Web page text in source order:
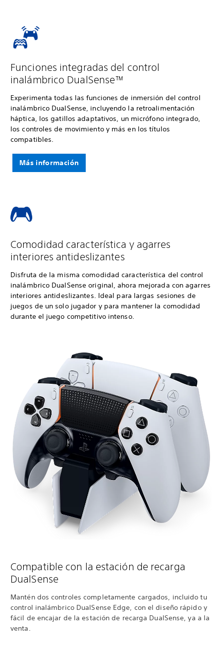
Funciones integradas del control
inalámbrico DualSense™
Experimenta todas las funciones de inmersión del control
inalámbrico DualSense, incluyendo la retroalimentación
háptica, los gatillos adaptativos, un micrófono integrado,
los controles de movimiento y más en los títulos
compatibles.
Más información
Comodidad característica y agarres
interiores antideslizantes
Disfruta de la misma comodidad característica del control
inalámbrico DualSense original, ahora mejorada con agarres
interiores antideslizantes. Ideal para largas sesiones de
juegos de un solo jugador y para mantener la comodidad
durante el juego competitivo intenso.
Compatible con la estación de recarga
DualSense
Mantén dos controles completamente cargados, incluido tu
control inalámbrico DualSense Edge, con el diseño rápido y
fácil de encajar de la estación de recarga DualSense, ya a la
venta.